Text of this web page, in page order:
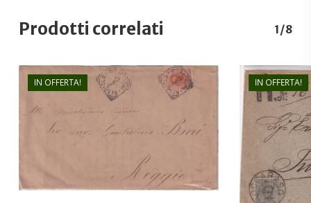
Prodotti correlati 1/8
IN OFFERTA!
€21,00
IN OFFERTA!